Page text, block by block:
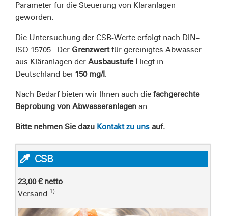
Parameter für die Steuerung von Kläranlagen
geworden.
Die Untersuchung der CSB-Werte erfolgt nach DIN–
ISO 15705 . Der Grenzwertfür gereinigtes Abwasser
aus Kläranlagen der Ausbaustufe I liegt in
Deutschland bei 150 mg/l.
Nach Bedarf bieten wir Ihnen auch diefachgerechte
Beprobung von Abwasseranlagen an.
Bitte nehmen Sie dazu Kontakt zu uns auf.
CSB
23,00 € netto
Versand 1)